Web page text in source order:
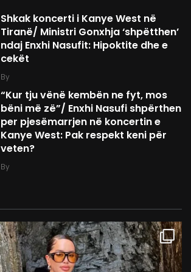
Shkak koncerti i Kanye West në
Tiranë/ Ministri Gonxhja ‘shpëtthen’
ndaj Enxhi Nasufit: Hipoktite dhe e
cekët
By
“Kur tju vënë kembën ne fyt, mos
bëni më zë”/ Enxhi Nasufi shpërthen
per pjesëmarrjen në koncertin e
Kanye West: Pak respekt keni për
veten?
By